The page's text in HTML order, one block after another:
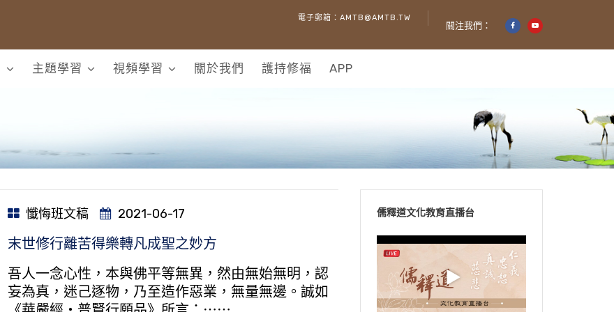
電子郵箱：AMTB@AMTB.TW
關注我們：
主題學習 視頻學習 關於我們 護持修福 APP
懺悔班文稿 2021-06-17
末世修行離苦得樂轉凡成聖之妙方
吾人一念心性，本與佛平等無異，然由無始無明，認
妄為真，迷己逐物，乃至造作惡業，無量無邊。誠如
儒釋道文化教育直播台